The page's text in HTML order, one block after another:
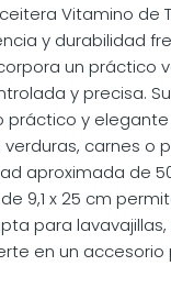
la aceitera
y durabilidad
incorpora un
y precisa.
práctico y
carnes o
aproximada
9,1 x 25 cm
apta para
en un